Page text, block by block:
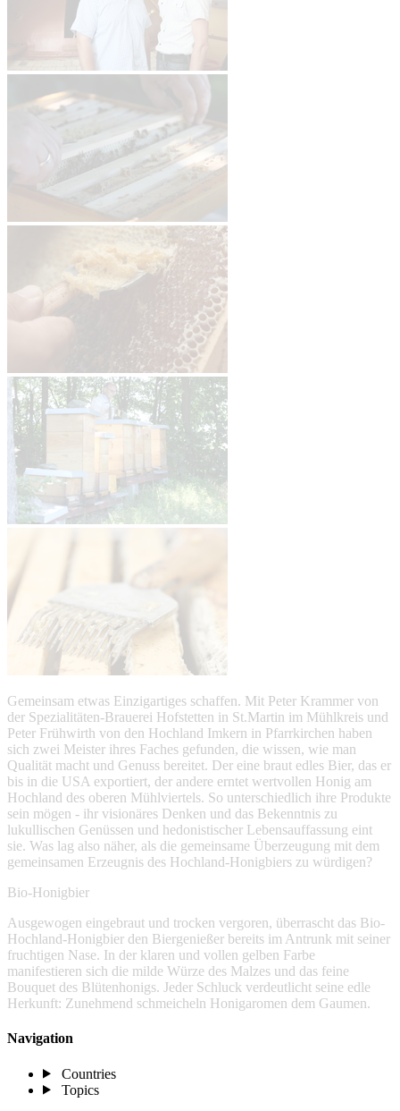
Gemeinsam etwas Einzigartiges schaffen. Mit Peter Krammer von
der Spezialitäten-Brauerei Hofstetten in St.Martin im Mühlkreis und
Peter Frühwirth von den Hochland Imkern in Pfarrkirchen haben
sich zwei Meister ihres Faches gefunden, die wissen, wie man
Qualität macht und Genuss bereitet. Der eine braut edles Bier, das er
bis in die USA exportiert, der andere erntet wertvollen Honig am
Hochland des oberen Mühlviertels. So unterschiedlich ihre Produkte
sein mögen - ihr visionäres Denken und das Bekenntnis zu
lukullischen Genüssen und hedonistischer Lebensauffassung eint
sie. Was lag also näher, als die gemeinsame Überzeugung mit dem
gemeinsamen Erzeugnis des Hochland-Honigbiers zu würdigen?
Bio-Honigbier
Ausgewogen eingebraut und trocken vergoren, überrascht das Bio-
Hochland-Honigbier den Biergenießer bereits im Antrunk mit seiner
fruchtigen Nase. In der klaren und vollen gelben Farbe
manifestieren sich die milde Würze des Malzes und das feine
Bouquet des Blütenhonigs. Jeder Schluck verdeutlicht seine edle
Herkunft: Zunehmend schmeicheln Honigaromen dem Gaumen.
Navigation
Countries
Topics